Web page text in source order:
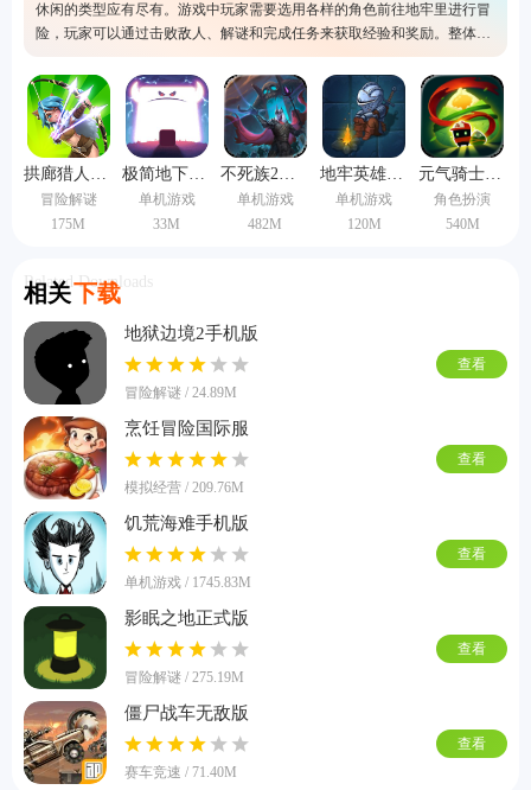
休闲的类型应有尽有。游戏中玩家需要选用各样的角色前往地牢里进行冒
险，玩家可以通过击败敌人、解谜和完成任务来获取经验和奖励。整体游
戏玩法过程自由度很高，而且游戏内还会有丰富精彩的故事剧情。
拱廊猎人1.16.2版本
冒险解谜
175M
极简地下城手机版
单机游戏
33M
不死族2中文版
单机游戏
482M
地牢英雄时代汉化版
单机游戏
120M
元气骑士国际服
角色扮演
540M
相关下载
Related Downloads
地狱边境2手机版
冒险解谜 / 24.89M
查看
烹饪冒险国际服
模拟经营 / 209.76M
查看
饥荒海难手机版
单机游戏 / 1745.83M
查看
影眠之地正式版
冒险解谜 / 275.19M
查看
僵尸战车无敌版
赛车竞速 / 71.40M
查看